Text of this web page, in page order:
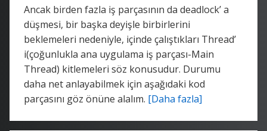
Ancak birden fazla iş parçasının da deadlock’ a
düşmesi, bir başka deyişle birbirlerini
beklemeleri nedeniyle, içinde çalıştıkları Thread’
i(çoğunlukla ana uygulama iş parçası-Main
Thread) kitlemeleri söz konusudur. Durumu
daha net anlayabilmek için aşağıdaki kod
parçasını göz önüne alalım. [Daha fazla]